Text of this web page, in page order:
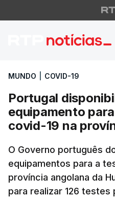
Portugal
MUNDO COVID-19
Portugal
equipamento
covid-19 na
O Governo português
equipamentos para a
província angolana da
para realizar 126